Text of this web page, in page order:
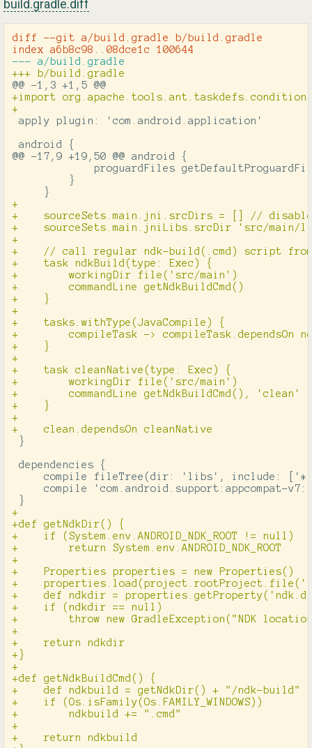
build.gradle.diff
diff --git a/build.gradle b/build.gradle
@@ -1,3 +1,5 @@
+import
apply plugin: 'com.android.application'
@@ -17,9 +19,50 @@ android {
proguardFiles
         }
+
+    sourceSets.main.jni.srcDirs = [] // disable
+    sourceSets.main.jniLibs.srcDir 'src/main/
+
+    // call regular ndk-build(.cmd) script
+    task ndkBuild(type: Exec) {
+        workingDir file('src/main')
+        commandLine getNdkBuildCmd()
+    }
+
+    tasks.withType(JavaCompile) {
+        compileTask -> compileTask.dependsOn
+    }
+
+    task cleanNative(type: Exec) {
+        workingDir file('src/main')
+        commandLine getNdkBuildCmd(), 'clean'
+    }
+
}
dependencies {
compile fileTree(dir: 'libs', include:
compile 'com.android.support:appcompat-
+
+def getNdkDir() {
+    if (System.env.ANDROID_NDK_ROOT != null)
+        return System.env.ANDROID_NDK_ROOT
+
+    Properties properties = new Properties()
+
+    def ndkdir =
+    if (ndkdir == null)
+        throw new GradleException("NDK
+
+    return ndkdir
+}
+
+def getNdkBuildCmd() {
+    def ndkbuild = getNdkDir() + "/ndk-build"
+    if (Os.isFamily(Os.FAMILY_WINDOWS))
+        ndkbuild += ".cmd"
+
+    return ndkbuild